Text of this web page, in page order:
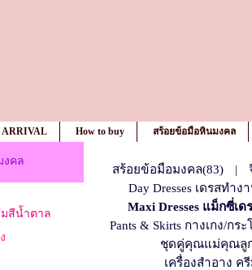
ARRIVAL How to buy สร้อยข้อมือหินมงคล
งคล
สีน้ำตาล
สร้อยข้อมือมงคล(83)
Day Dresses เดรสทำง
Maxi Dresses แม็กซี่เด
Pants & Skirts กางเกง/กระ
ชุดคู่คุณแม่คุณลู
เครื่องสำอาง